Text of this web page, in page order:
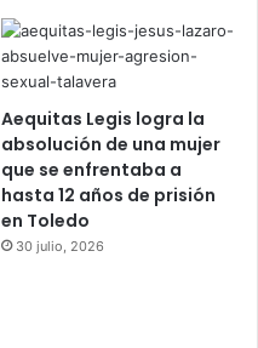
Aequitas Legis logra la
absolución de una mujer
que se enfrentaba a
hasta 12 años de prisión
en Toledo
30 julio, 2026